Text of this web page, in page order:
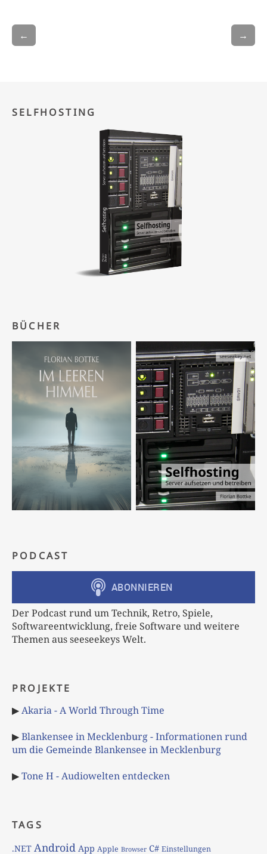
← →
SELFHOSTING
BÜCHER
PODCAST
Der Podcast rund um Technik, Retro, Spiele,
Softwareentwicklung, freie Software und weitere
Themen aus seeseekeys Welt.
PROJEKTE
▶Akaria - A World Through Time
▶Blankensee in Mecklenburg - Informationen rund
um die Gemeinde Blankensee in Mecklenburg
▶Tone H - Audiowelten entdecken
TAGS
.NET Android App Apple Browser C# Einstellungen